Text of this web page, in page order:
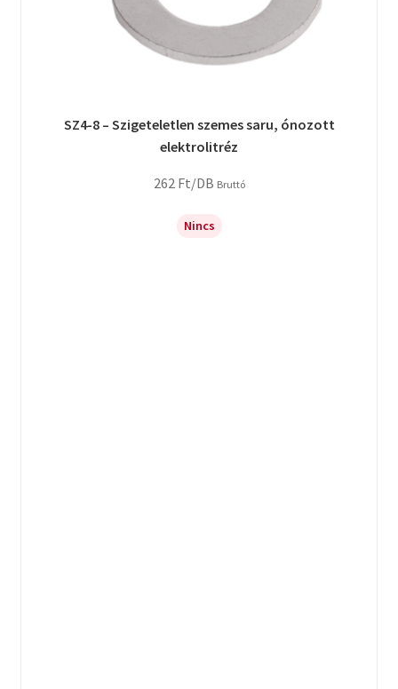
SZ4-8 – Szigeteletlen szemes saru, ónozott
elektrolitréz
262 Ft/DB Bruttó
Nincs